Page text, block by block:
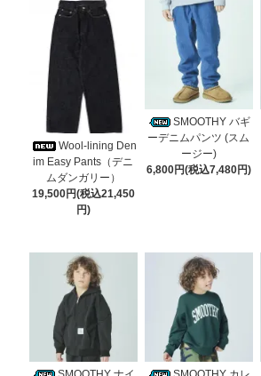
Wool-lining Den
im Easy Pants（デニ
ムダンガリー）
19,500円(税込21,450
円)
SMOOTHY バギ
ーデニムパンツ (スム
ージー)
6,800円(税込7,480円)